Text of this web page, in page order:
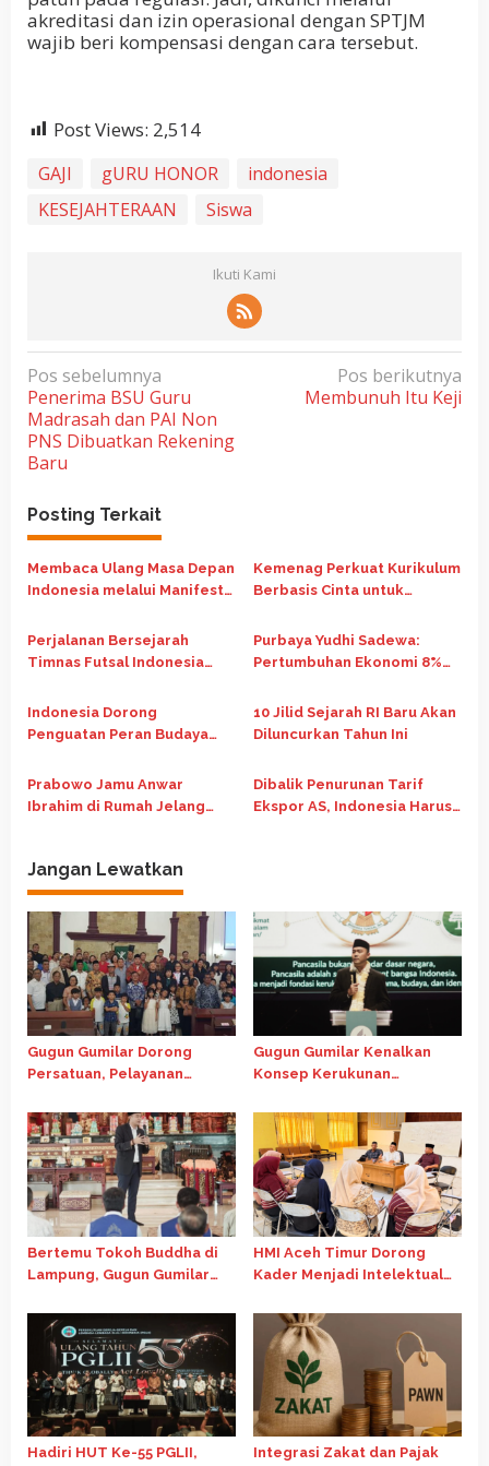
akreditasi dan izin operasional dengan SPTJM
wajib beri kompensasi dengan cara tersebut.
Post Views: 2,514
GAJI gURU HONOR
indonesia
KESEJAHTERAAN
Siswa
Ikuti Kami
N
a
v
i
a
s
i
o
Pos sebelumnya
Penerima BSU Guru
Madrasah dan PAI Non
PNS Dibuatkan Rekening
Baru
Pos berikutnya
Membunuh Itu Keji
Posting Terkait
Membaca Ulang Masa Depan
Indonesia melalui Manifesto
Kemenag Perkuat Kurikulum
Berbasis Cinta untuk
Madrasah
Perjalanan Bersejarah
Timnas Futsal Indonesia
Futsal 2026
Purbaya Yudhi Sadewa:
Pertumbuhan Ekonomi 8%
Kelas Jadi Negara Maju
Indonesia Dorong
Penguatan Peran Budaya
di Forum G20 Afrika Selatan
10 Jilid Sejarah RI Baru Akan
Diluncurkan Tahun Ini
Prabowo Jamu Anwar
Ibrahim di Rumah Jelang
Dibalik Penurunan Tarif
Ekspor AS, Indonesia Harus
Jangan Lewatkan
Gugun Gumilar Dorong
Persatuan, Pelayanan
USU Tetap Berjalan
Gugun Gumilar Kenalkan
Konsep Kerukunan
Internasional Gereja Advent
Bertemu Tokoh Buddha di
Lampung, Gugun Gumilar
Persatuan Bangsa
HMI Aceh Timur Dorong
Kader Menjadi Intelektual
Ekonomi Islam
Hadiri HUT Ke-55 PGLII, Integrasi Zakat dan Pajak